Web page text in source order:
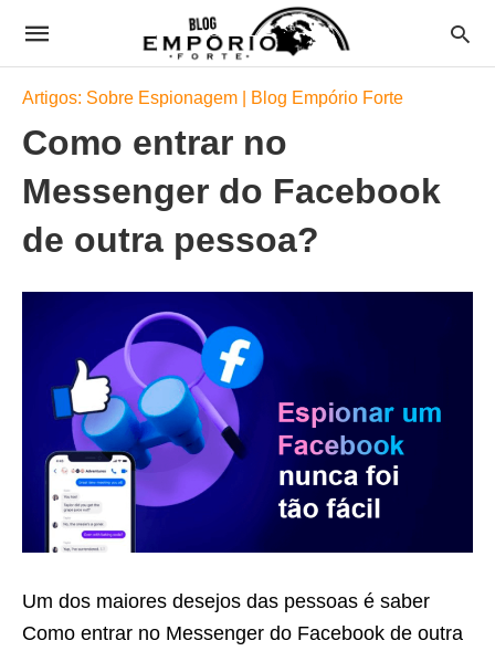
Artigos: Sobre Espionagem | Blog Empório Forte
Como entrar no
Messenger do Facebook
de outra pessoa?
Um dos maiores desejos das pessoas é saber
Como entrar no Messenger do Facebook de outra